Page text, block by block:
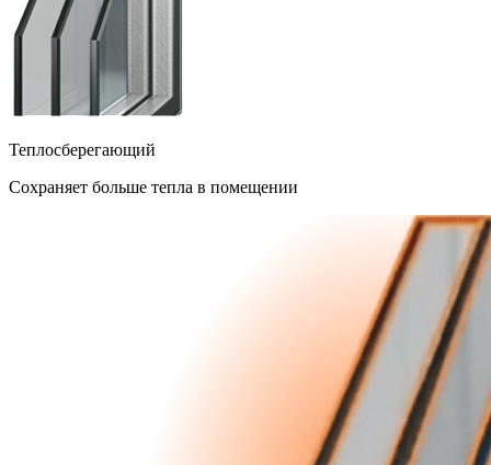
Теплосберегающий
Сохраняет больше тепла в помещении